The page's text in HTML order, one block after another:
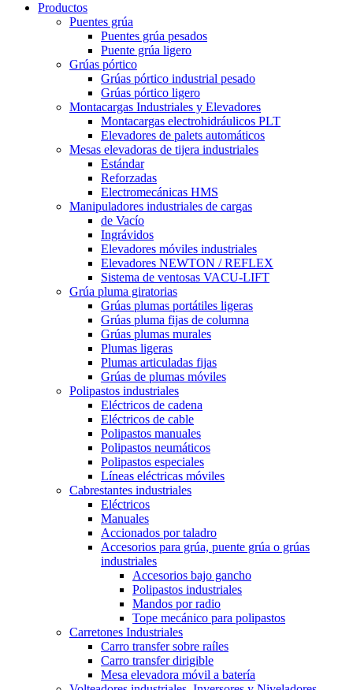
Productos
Puentes grúa
Puentes grúa pesados
Puente grúa ligero
Grúas pórtico
Grúas pórtico industrial pesado
Grúas pórtico ligero
Montacargas Industriales y Elevadores
Montacargas electrohidráulicos PLT
Elevadores de palets automáticos
Mesas elevadoras de tijera industriales
Estándar
Reforzadas
Electromecánicas HMS
Manipuladores industriales de cargas
de Vacío
Ingrávidos
Elevadores móviles industriales
Elevadores NEWTON / REFLEX
Sistema de ventosas VACU-LIFT
Grúa pluma giratorias
Grúas plumas portátiles ligeras
Grúas pluma fijas de columna
Grúas plumas murales
Plumas ligeras
Plumas articuladas fijas
Grúas de plumas móviles
Polipastos industriales
Eléctricos de cadena
Eléctricos de cable
Polipastos manuales
Polipastos neumáticos
Polipastos especiales
Líneas eléctricas móviles
Cabrestantes industriales
Eléctricos
Manuales
Accionados por taladro
Accesorios para grúa, puente grúa o grúas
industriales
Accesorios bajo gancho
Polipastos industriales
Mandos por radio
Tope mecánico para polipastos
Carretones Industriales
Carro transfer sobre raíles
Carro transfer dirigible
Mesa elevadora móvil a batería